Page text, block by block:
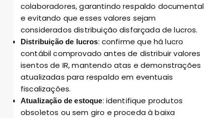
colaboradores, garantindo respaldo documental
e evitando que esses valores sejam
considerados distribuição disfarçada de lucros.
Distribuição de lucros: confirme que há lucro
contábil comprovado antes de distribuir valores
isentos de IR, mantendo atas e demonstrações
atualizadas para respaldo em eventuais
fiscalizações.
Atualização de estoque: identifique produtos
obsoletos ou sem giro e proceda à baixa